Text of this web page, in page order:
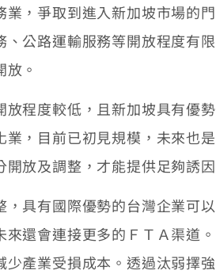
爭取到進入新加坡市場的
公路運輸服務等開放程度有
。
度較低，且新加坡具有優
，目前已初見規模，未來也
放及調整，才能提供足夠誘因
有國際優勢的台灣企業可
還會連接更多的ＦＴＡ渠道
產業受損成本。透過汰弱擇